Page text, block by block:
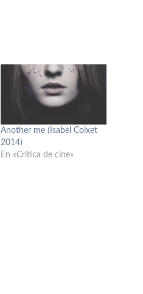
Another me (Isabel Coixet
2014)
En «Crítica de cine»